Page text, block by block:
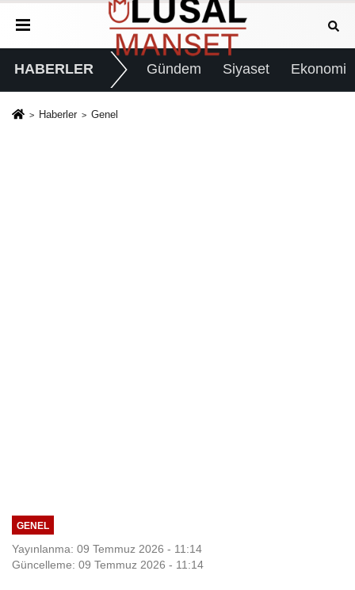
HABERLER Gündem Siyaset Ekonomi
Haberler Genel
GENEL
Yayınlanma: 09 Temmuz 2026 - 11:14
Güncelleme: 09 Temmuz 2026 - 11:14